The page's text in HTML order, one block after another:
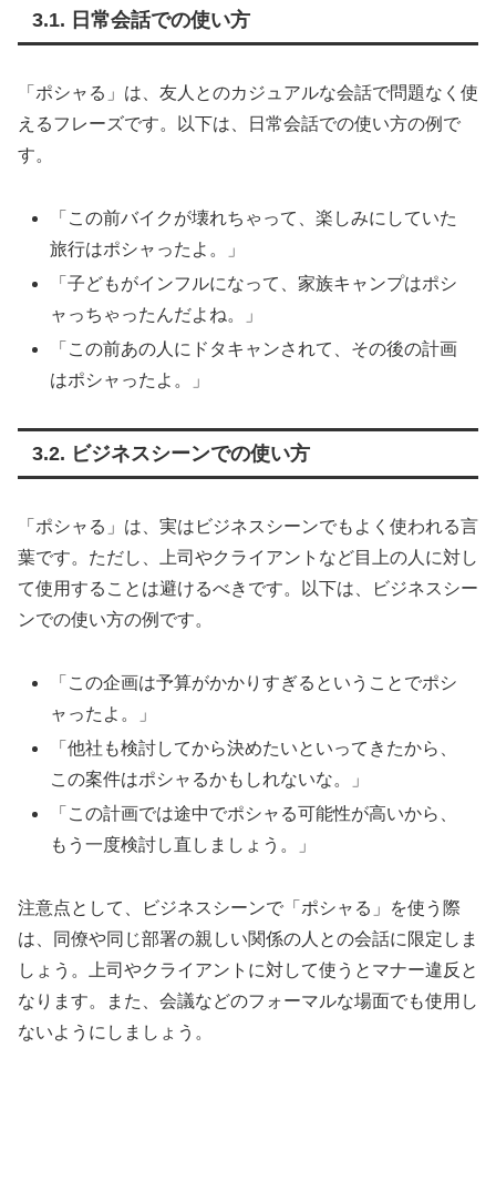
3.1. 日常会話での使い方
「ポシャる」は、友人とのカジュアルな会話で問題なく使
えるフレーズです。以下は、日常会話での使い方の例で
す。
「この前バイクが壊れちゃって、楽しみにしていた
旅行はポシャったよ。」
「子どもがインフルになって、家族キャンプはポシ
ャっちゃったんだよね。」
「この前あの人にドタキャンされて、その後の計画
はポシャったよ。」
3.2. ビジネスシーンでの使い方
「ポシャる」は、実はビジネスシーンでもよく使われる言
葉です。ただし、上司やクライアントなど目上の人に対し
て使用することは避けるべきです。以下は、ビジネスシー
ンでの使い方の例です。
「この企画は予算がかかりすぎるということでポシ
ャったよ。」
「他社も検討してから決めたいといってきたから、
この案件はポシャるかもしれないな。」
「この計画では途中でポシャる可能性が高いから、
もう一度検討し直しましょう。」
注意点として、ビジネスシーンで「ポシャる」を使う際
は、同僚や同じ部署の親しい関係の人との会話に限定しま
しょう。上司やクライアントに対して使うとマナー違反と
なります。また、会議などのフォーマルな場面でも使用し
ないようにしましょう。